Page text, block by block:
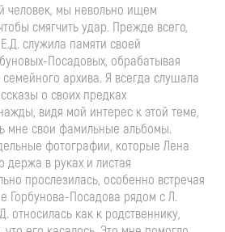
человек, мы невольно ищем
смягчить удар. Прежде всего,
служила памяти своей
Посадовых, обрабатывая
архива. Я всегда слушала
о своих предках
видя мой интерес к этой теме,
мне свои фамильные альбомы.
фотографии, которые Лена
держа в руках и листая
прослезилась, особенно встречая
Горбунова-Посадова рядом с Л.
относилась как к родственнику,